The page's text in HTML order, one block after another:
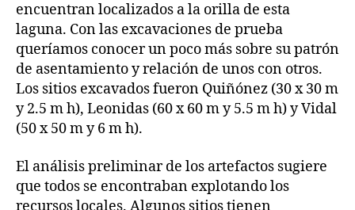
encuentran localizados a la orilla de esta
laguna. Con las excavaciones de prueba
queríamos conocer un poco más sobre su patrón
de asentamiento y relación de unos con otros.
Los sitios excavados fueron Quiñónez (30 x 30 m
y 2.5 m h), Leonidas (60 x 60 m y 5.5 m h) y Vidal
(50 x 50 m y 6 m h).
El análisis preliminar de los artefactos sugiere
que todos se encontraban explotando los
recursos locales. Algunos sitios tienen